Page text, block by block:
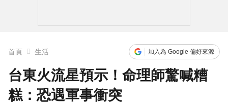
首頁 生活 加入為 Google 偏好來源
台東火流星預示！命理師驚喊糟
糕：恐遇軍事衝突